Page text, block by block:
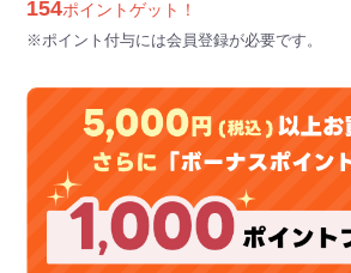
154ポイントゲット！
※ポイント付与には会員登録が必要です。